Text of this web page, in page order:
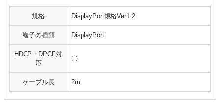
規格 DisplayPort規格Ver1.2
端子の種類 DisplayPort
HDCP・DPCP対
応
〇
ケーブル長 2m